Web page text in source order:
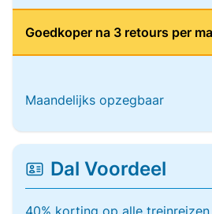
Goedkoper na 3 retours per
Maandelijks opzegbaar
Dal Voordeel
40% korting op alle